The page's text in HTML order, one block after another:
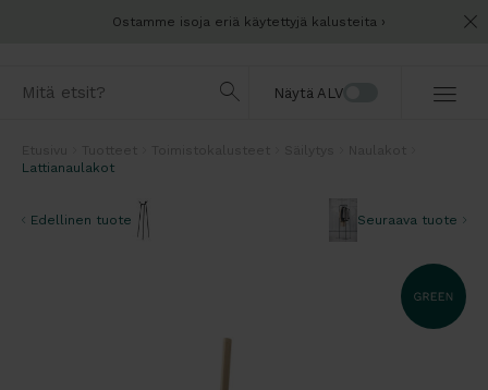
Ostamme isoja eriä käytettyjä kalusteita
Näytä ALV
Lattianaulakot
Edellinen tuote Seuraava tuote